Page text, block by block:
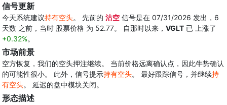
信号更新
今天系统建议持有空头。 先前的 沽空 信号是在 07/31/2026 发出，6
天数 之前，当时 股票价格 为 52.77。 自那时以来， VGLT 已 上涨了
+0.32%。
市场前景
空方恢复，我们的空头押注继续。 当前价格远离确认点，因此牛势确认
的可能性很小。 此外，信号提示持有空头。 最好跟踪信号，并继续持
有空头。 延迟的盘中模块关闭。
形态描述